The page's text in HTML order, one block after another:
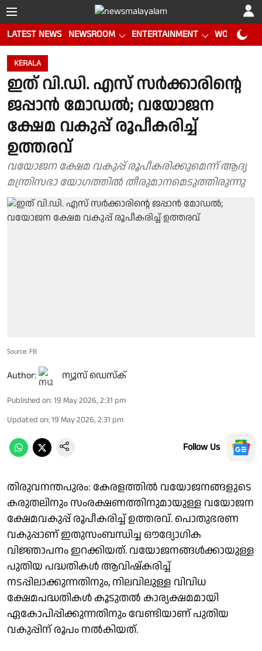
LATEST NEWS NEWSROOM ENTERTAINMENT WORLD CUP
KERALA
ഇത് വി.ഡി. എസ് സർക്കാരിൻ്റെ
ജപ്പാൻ മോഡൽ; വയോജന
ക്ഷേമ വകുപ്പ് രൂപീകരിച്ച്
ഉത്തരവ്
വയോജന ക്ഷേമ വകുപ്പ് രൂപീകരിക്കുമെന്ന് ആദ്യ
മന്ത്രിസഭാ യോഗത്തിൽ തീരുമാനമെടുത്തിരുന്നു
Source: FB
Author: ന്യൂസ് ഡെസ്ക്
Published on: 19 May 2026, 2:31 pm
Updated on: 19 May 2026, 2:31 pm
Follow Us
തിരുവനന്തപുരം: കേരളത്തിൽ വയോജനങ്ങളുടെ
കരുതലിനും സംരക്ഷണത്തിനുമായുള്ള വയോജന
ക്ഷേമവകുപ്പ് രൂപീകരിച്ച് ഉത്തരവ്. പൊതുഭരണ
വകുപ്പാണ് ഇതുസംബന്ധിച്ച ഔദ്യോഗിക
വിജ്ഞാപനം ഇറക്കിയത്. ​വയോജനങ്ങൾക്കായുള്ള
പുതിയ പദ്ധതികൾ ആവിഷ്കരിച്ച്
നടപ്പിലാക്കുന്നതിനും, നിലവിലുള്ള വിവിധ
ക്ഷേമപദ്ധതികൾ കൂടുതൽ കാര്യക്ഷമമായി
ഏകോപിപ്പിക്കുന്നതിനും വേണ്ടിയാണ് പുതിയ
വകുപ്പിന് രൂപം നൽകിയത്.